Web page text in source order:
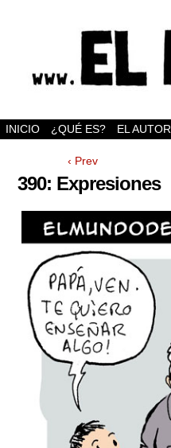
INICIO ¿QUÉ ES? EL AUTOR
‹ Prev
390: Expresiones